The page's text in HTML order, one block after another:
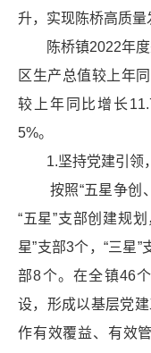
升，实现陈桥高质量
陈桥镇2022年度
区生产总值较上年
较上年同比增长
5%。
1.坚持党建引领
按照“五星争创、
“五星”支部创建规
星”支部3个，“三星”
部8个。在全镇46
设，形成以基层党
作有效覆益、有效